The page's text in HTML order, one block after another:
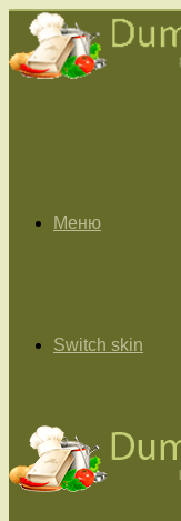
Меню
Switch skin